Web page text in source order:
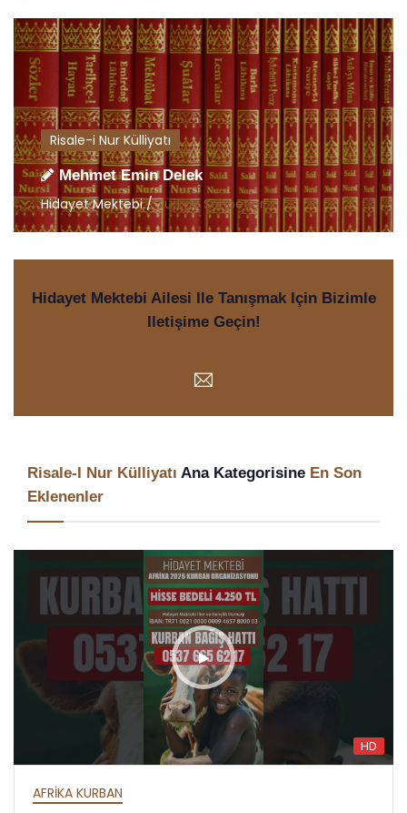
Risale-i Nur Külliyatı
Mehmet Emin Delek
Hidayet Mektebi /Türkçe Sohbetler
Hidayet Mektebi Ailesi Ile Tanışmak Için Bizimle
Iletişime Geçin!
Risale-I Nur Külliyatı Ana Kategorisine En Son
Eklenenler